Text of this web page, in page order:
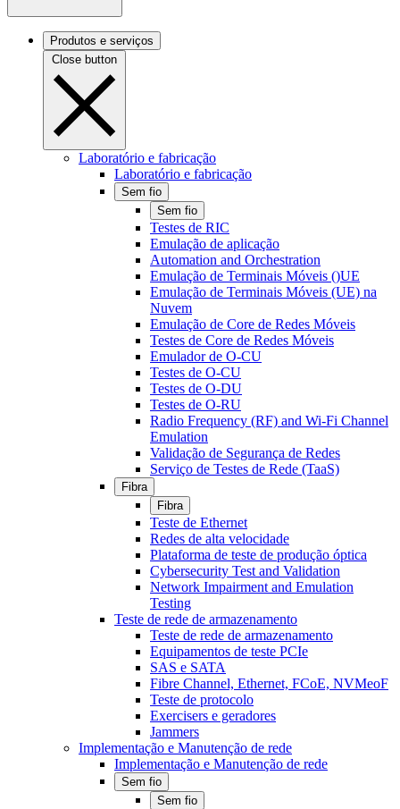
Produtos e serviços
Close button
Laboratório e fabricação
Laboratório e fabricação
Sem fio
Sem fio
Testes de RIC
Emulação de aplicação
Automation and Orchestration
Emulação de Terminais Móveis ()UE
Emulação de Terminais Móveis (UE) na
Nuvem
Emulação de Core de Redes Móveis
Testes de Core de Redes Móveis
Emulador de O-CU
Testes de O-CU
Testes de O-DU
Testes de O-RU
Radio Frequency (RF) and Wi-Fi Channel
Emulation
Validação de Segurança de Redes
Serviço de Testes de Rede (TaaS)
Fibra
Fibra
Teste de Ethernet
Redes de alta velocidade
Plataforma de teste de produção óptica
Cybersecurity Test and Validation
Network Impairment and Emulation
Testing
Teste de rede de armazenamento
Teste de rede de armazenamento
Equipamentos de teste PCIe
SAS e SATA
Fibre Channel, Ethernet, FCoE, NVMeoF
Teste de protocolo
Exercisers e geradores
Jammers
Implementação e Manutenção de rede
Implementação e Manutenção de rede
Sem fio
Sem fio